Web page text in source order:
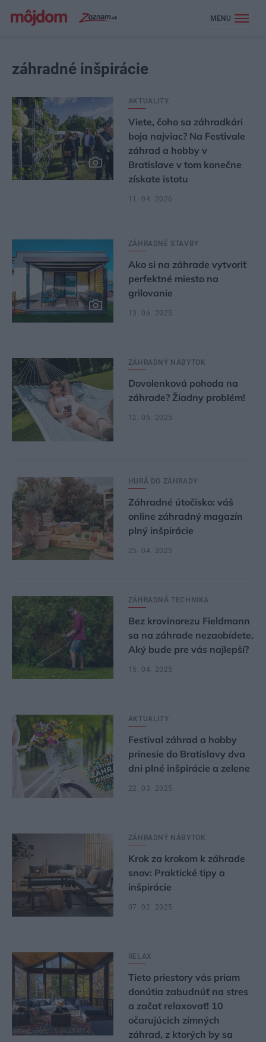
MENU
záhradné inšpirácie
AKTUALITY
Viete, čoho sa záhradkári
boja najviac? Na Festivale
záhrad a hobby v
Bratislave v tom konečne
získate istotu
11. 04. 2026
ZÁHRADNÉ STAVBY
Ako si na záhrade vytvoriť
perfektné miesto na
grilovanie
13. 06. 2025
ZÁHRADNÝ NÁBYTOK
Dovolenková pohoda na
záhrade? Žiadny problém!
12. 06. 2025
HURÁ DO ZÁHRADY
Záhradné útočisko: váš
online záhradný magazín
plný inšpirácie
25. 04. 2025
ZÁHRADNÁ TECHNIKA
Bez krovinorezu Fieldmann
sa na záhrade nezaobídete.
Aký bude pre vás najlepší?
15. 04. 2025
AKTUALITY
Festival záhrad a hobby
prinesie do Bratislavy dva
dni plné inšpirácie a zelene
22. 03. 2025
ZÁHRADNÝ NÁBYTOK
Krok za krokom k záhrade
snov: Praktické tipy a
inšpirácie
07. 02. 2025
RELAX
Tieto priestory vás priam
donútia zabudnúť na stres
a začať relaxovať! 10
očarujúcich zimných
záhrad, z ktorých by sa